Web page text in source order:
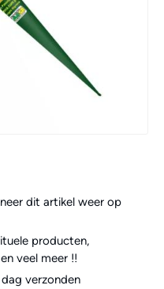
dit artikel weer op
producten,
veel meer !!
verzonden